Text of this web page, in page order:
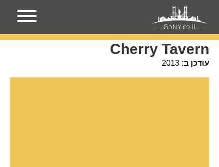
עמוד הבית מקומות בניו-יורק
Cherry Tavern
עודכן ב: 2013